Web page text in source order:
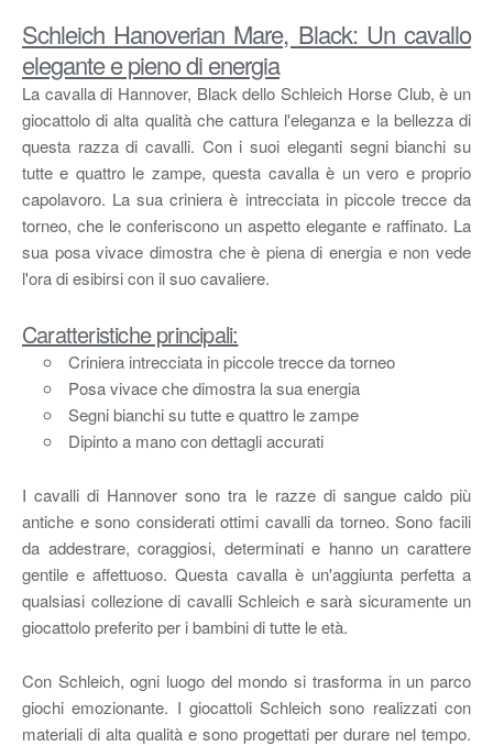
Schleich Hanoverian Mare, Black: Un cavallo
elegante e pieno di energia
La cavalla di Hannover, Black dello Schleich Horse Club, è un
giocattolo di alta qualità che cattura l'eleganza e la bellezza di
questa razza di cavalli. Con i suoi eleganti segni bianchi su
tutte e quattro le zampe, questa cavalla è un vero e proprio
capolavoro. La sua criniera è intrecciata in piccole trecce da
torneo, che le conferiscono un aspetto elegante e raffinato. La
sua posa vivace dimostra che è piena di energia e non vede
l'ora di esibirsi con il suo cavaliere.
Caratteristiche principali:
Criniera intrecciata in piccole trecce da torneo
Posa vivace che dimostra la sua energia
Segni bianchi su tutte e quattro le zampe
Dipinto a mano con dettagli accurati
I cavalli di Hannover sono tra le razze di sangue caldo più
antiche e sono considerati ottimi cavalli da torneo. Sono facili
da addestrare, coraggiosi, determinati e hanno un carattere
gentile e affettuoso. Questa cavalla è un'aggiunta perfetta a
qualsiasi collezione di cavalli Schleich e sarà sicuramente un
giocattolo preferito per i bambini di tutte le età.
Con Schleich, ogni luogo del mondo si trasforma in un parco
giochi emozionante. I giocattoli Schleich sono realizzati con
materiali di alta qualità e sono progettati per durare nel tempo.